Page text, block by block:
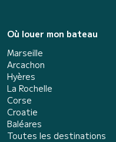
Où louer mon bateau
Marseille
Arcachon
Hyères
La Rochelle
Corse
Croatie
Baléares
Toutes les destinations